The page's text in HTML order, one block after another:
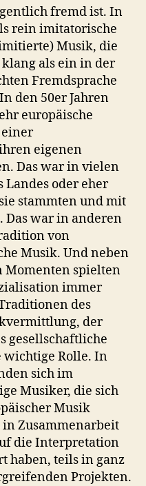
fremd ist. In
rein imitatorische
Musik, die
als ein in der
Fremdsprache
den 50er Jahren
europäische
einer
eigenen
Das war in vielen
Landes oder eher
stammten und mit
Das war in anderen
von
Musik. Und neben
Momenten spielten
immer
des
der
gesellschaftliche
wichtige Rolle. In
sich im
Musiker, die sich
Musik
in Zusammenarbeit
die Interpretation
haben, teils in ganz
Projekten.